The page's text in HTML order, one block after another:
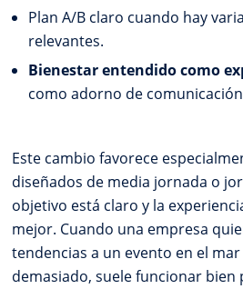
Plan A/B claro cuando hay
relevantes.
Bienestar entendido como
como adorno de
Este cambio favorece
diseñados de media jornada o
objetivo está claro y la
mejor. Cuando una empresa
tendencias a un evento en el
demasiado, suele funcionar bien